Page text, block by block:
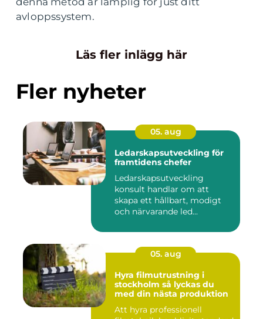
avloppssystem.
Läs fler inlägg här
Fler nyheter
05. aug
Ledarskapsutveckling för
framtidens chefer
Ledarskapsutveckling
konsult handlar om att
skapa ett hållbart, modigt
och närvarande led...
05. aug
Hyra filmutrustning i
stockholm så lyckas du
med din nästa produktion
Att hyra professionell